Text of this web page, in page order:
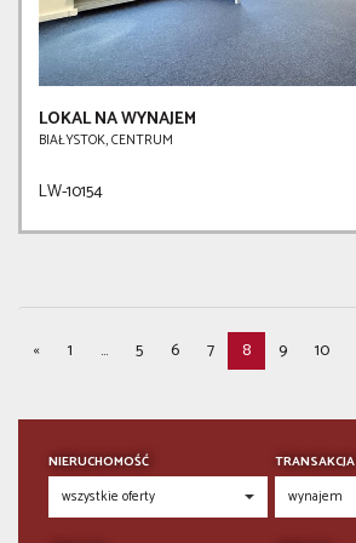
LOKAL NA WYNAJEM
BIAŁYSTOK, CENTRUM
LW-10154
« 1 ... 5 6 7 8 9 10
NIERUCHOMOŚĆ TRANSAKCJA